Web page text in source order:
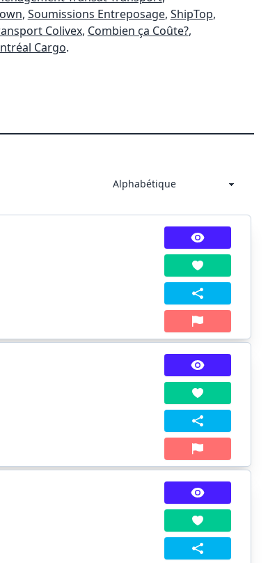
, Soumissions Entreposage, ShipTop,
Colivex, Combien ça Coûte?,
Cargo.